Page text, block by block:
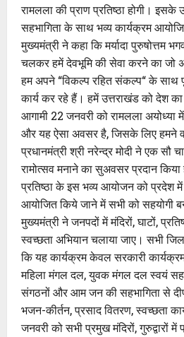
रामलला की प्राण प्रतिष्ठा होगी।
सहभागिता के साथ भव्य कार्यक्रम
मुख्यमंत्री ने कहा कि मर्यादा पुरुषोत्तम
चलकर हमें देवभूमि की सेवा करने का जो
हम अपने “विकल्प रहित संकल्प“ के साथ
कार्य कर रहे हैं। हमें उत्तराखंड को देश का
आगामी 22 जनवरी को रामलला अयोध्या
और यह ऐसा अवसर है, जिसके लिए हमने
प्रधानमंत्री श्री नरेन्द्र मोदी ने एक सौ
रामोत्सव मनाने का सुअवसर प्रदान
प्रतिष्ठा के इस भव्य आयोजन को प्रदेश में
आयोजित किये जाने में सभी को सहयोगी
मुख्यमंत्री ने जनपदों में मंदिरों, घाटों,
स्वच्छता अभियान चलाया जाए। सभी
कि यह कार्यक्रम केवल सरकारी
महिला मंगल दल, युवक मंगल दल स्वयं
संगठनों और आम जन की सहभागिता से
भजन-कीर्तन, प्रसाद वितरण, स्वच्छता
जनवरी को सभी प्रमुख मंदिरों, गुरुद्वारों में